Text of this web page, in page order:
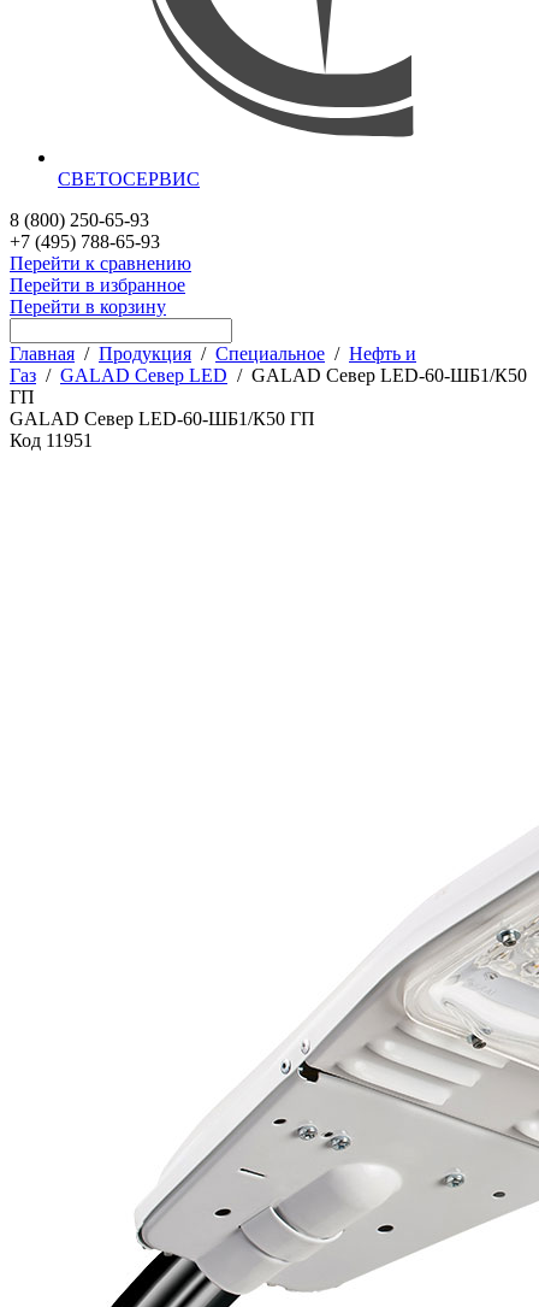
СВЕТОСЕРВИС
8 (800) 250-65-93
+7 (495) 788-65-93
Перейти к сравнению
Перейти в избранное
Перейти в корзину
Главная / Продукция / Специальное / Нефть и
Газ / GALAD Север LED / GALAD Север LED-60-ШБ1/К50
ГП
GALAD Север LED-60-ШБ1/К50 ГП
Код 11951